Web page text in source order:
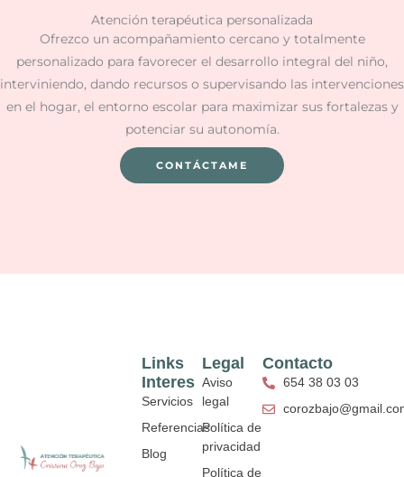
Atención terapéutica personalizada
Ofrezco un acompañamiento cercano y totalmente
personalizado para favorecer el desarrollo integral del niño,
interviniendo, dando recursos o supervisando las intervenciones
en el hogar, el entorno escolar para maximizar sus fortalezas y
potenciar su autonomía.
CONTÁCTAME
Legal
Aviso
legal
Política de
privacidad
Política de
Links
Interes
Servicios
Referencias
Blog
Contacto
654 38 03 03